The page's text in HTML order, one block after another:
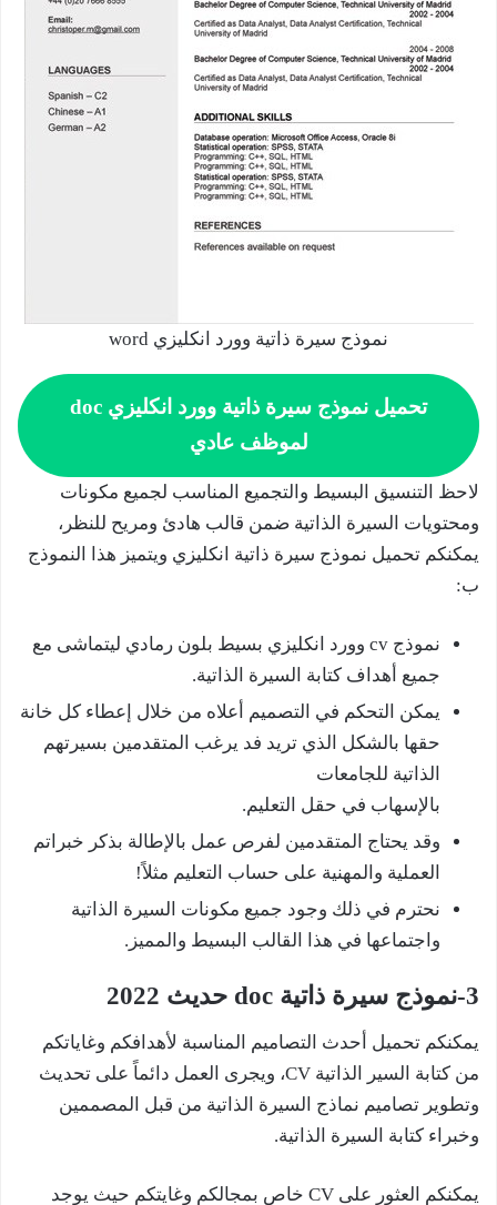
نموذج سيرة ذاتية وورد انكليزي word
تحميل نموذج سيرة ذاتية وورد انكليزي doc
لموظف عادي
لاحظ التنسيق البسيط والتجميع المناسب لجميع مكونات
ومحتويات السيرة الذاتية ضمن قالب هادئ ومريح للنظر،
يمكنكم تحميل نموذج سيرة ذاتية انكليزي ويتميز هذا النموذج
ب:
نموذج cv وورد انكليزي بسيط بلون رمادي ليتماشى مع
جميع أهداف كتابة السيرة الذاتية.
يمكن التحكم في التصميم أعلاه من خلال إعطاء كل خانة
حقها بالشكل الذي تريد فد يرغب المتقدمين بسيرتهم
الذاتية للجامعات
بالإسهاب في حقل التعليم.
وقد يحتاج المتقدمين لفرص عمل بالإطالة بذكر خبراتم
العملية والمهنية على حساب التعليم مثلاً!
نحترم في ذلك وجود جميع مكونات السيرة الذاتية
واجتماعها في هذا القالب البسيط والمميز.
3- نموذج سيرة ذاتية doc حديث 2022
يمكنكم تحميل أحدث التصاميم المناسبة لأهدافكم وغاياتكم
من كتابة السير الذاتية CV، ويجرى العمل دائماً على تحديث
وتطوير تصاميم نماذج السيرة الذاتية من قبل المصممين
وخبراء كتابة السيرة الذاتية.
يمكنكم العثور على CV خاص بمجالكم وغايتكم حيث يوجد